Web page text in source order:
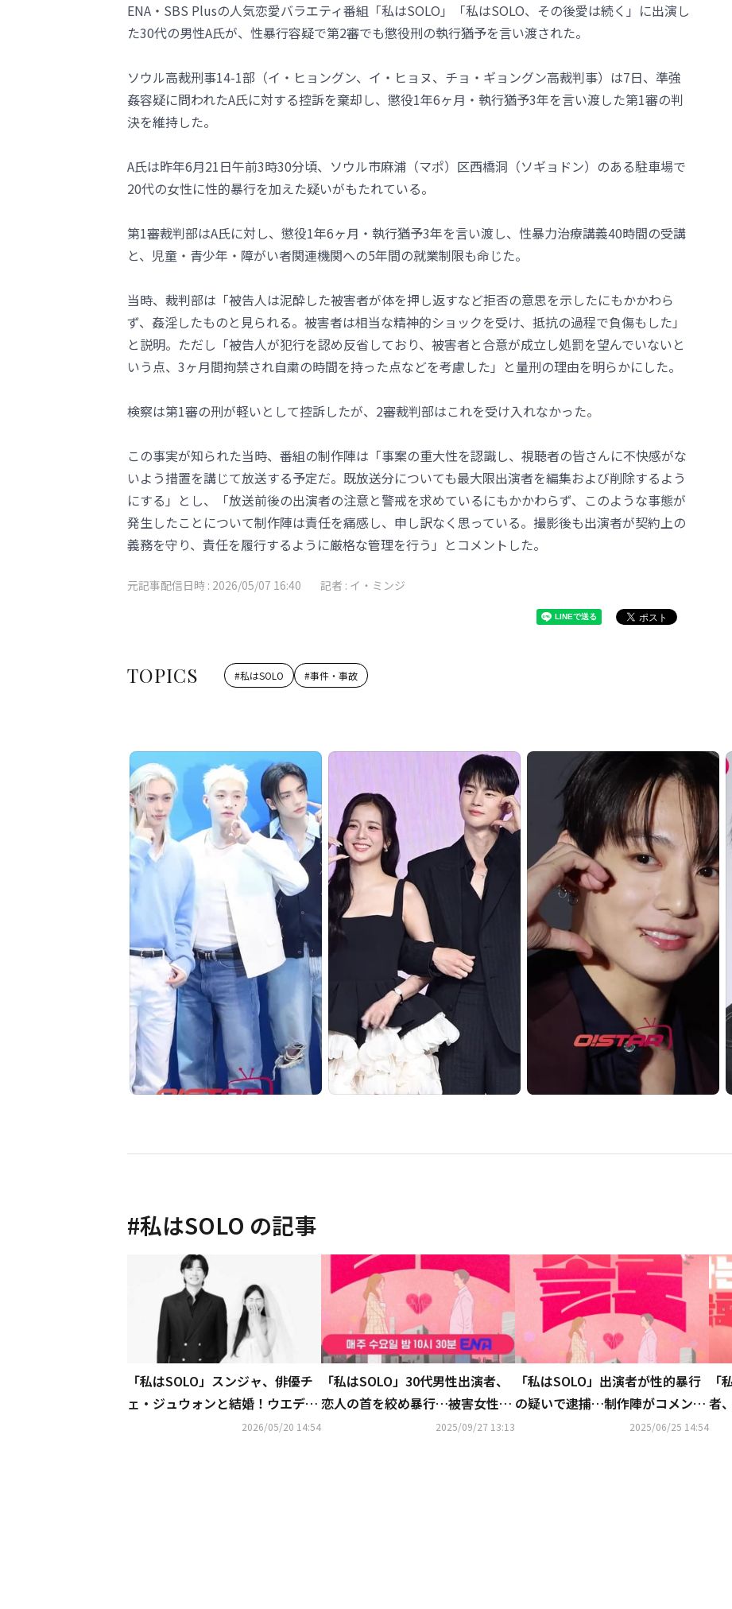
ENA・SBS Plusの人気恋愛バラエティ番組「私はSOLO」「私はSOLO、その後愛は続く」に出演し
た30代の男性A氏が、性暴行容疑で第2審でも懲役刑の執行猶予を言い渡された。
ソウル高裁刑事14-1部（イ・ヒョングン、イ・ヒョヌ、チョ・ギョングン高裁判事）は7日、準強
姦容疑に問われたA氏に対する控訴を棄却し、懲役1年6ヶ月・執行猶予3年を言い渡した第1審の判
決を維持した。
A氏は昨年6月21日午前3時30分頃、ソウル市麻浦（マポ）区西橋洞（ソギョドン）のある駐車場で
20代の女性に性的暴行を加えた疑いがもたれている。
第1審裁判部はA氏に対し、懲役1年6ヶ月・執行猶予3年を言い渡し、性暴力治療講義40時間の受講
と、児童・青少年・障がい者関連機関への5年間の就業制限も命じた。
当時、裁判部は「被告人は泥酔した被害者が体を押し返すなど拒否の意思を示したにもかかわら
ず、姦淫したものと見られる。被害者は相当な精神的ショックを受け、抵抗の過程で負傷もした」
と説明。ただし「被告人が犯行を認め反省しており、被害者と合意が成立し処罰を望んでいないと
いう点、3ヶ月間拘禁され自粛の時間を持った点などを考慮した」と量刑の理由を明らかにした。
検察は第1審の刑が軽いとして控訴したが、2審裁判部はこれを受け入れなかった。
この事実が知られた当時、番組の制作陣は「事案の重大性を認識し、視聴者の皆さんに不快感がな
いよう措置を講じて放送する予定だ。既放送分についても最大限出演者を編集および削除するよう
にする」とし、「放送前後の出演者の注意と警戒を求めているにもかかわらず、このような事態が
発生したことについて制作陣は責任を痛感し、申し訳なく思っている。撮影後も出演者が契約上の
義務を守り、責任を履行するように厳格な管理を行う」とコメントした。
元記事配信日時 : 2026/05/07 16:40 記者 : イ・ミンジ
TOPICS #私はSOLO #事件・事故
#私はSOLO の記事
「私はSOLO」スンジャ、俳優チ
ェ・ジュウォンと結婚！ウエディ
2026/05/20 14:54
「私はSOLO」30代男性出演者、
恋人の首を絞め暴行…被害女性が
苦痛を明かす“うつ病・不安障害
2025/09/27 13:13
「私はSOLO」出演者が性的暴行
の疑いで逮捕…制作陣がコメン
ト“登場シーンは編集・削除”
2025/06/25 14:54
者